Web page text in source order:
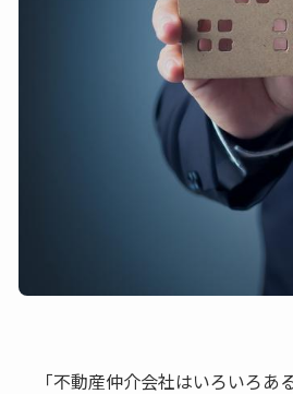
「不動産仲介会社はいろいろあ